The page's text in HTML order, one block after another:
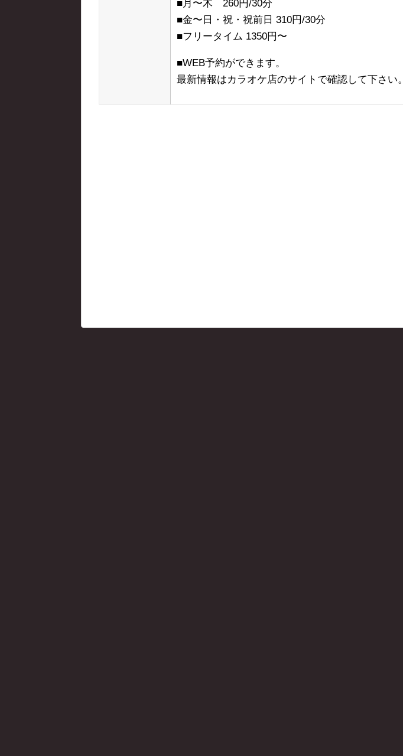
■月〜木 260円/30分
■金〜日・祝・祝前日 310円/30分
■フリータイム 1350円〜
■WEB予約ができます。
最新情報はカラオケ店のサイトで確認して下さい。